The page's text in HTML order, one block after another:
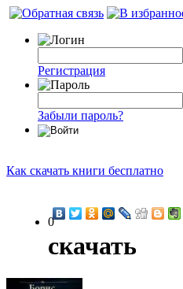
Регистрация
Забыли пароль?
Как скачать книги бесплатно
0
скачать